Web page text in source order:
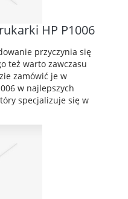
HP P1006
przyczynia się
też warto zawczasu
zamówić je w
w najlepszych
specjalizuje się w